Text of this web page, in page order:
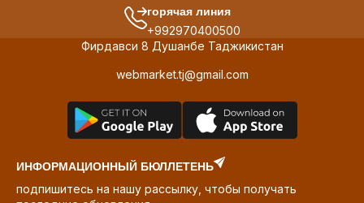
горячая линия
+992970400500
Фирдавси 8 Душанбе Таджикистан
webmarket.tj@gmail.com
ИНФОРМАЦИОННЫЙ БЮЛЛЕТЕНЬ
подпишитесь на нашу рассылку, чтобы получать